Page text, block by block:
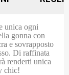
unica ogni
gonna con
e sovrapposto
Di raffinata
renderti unica
chic!